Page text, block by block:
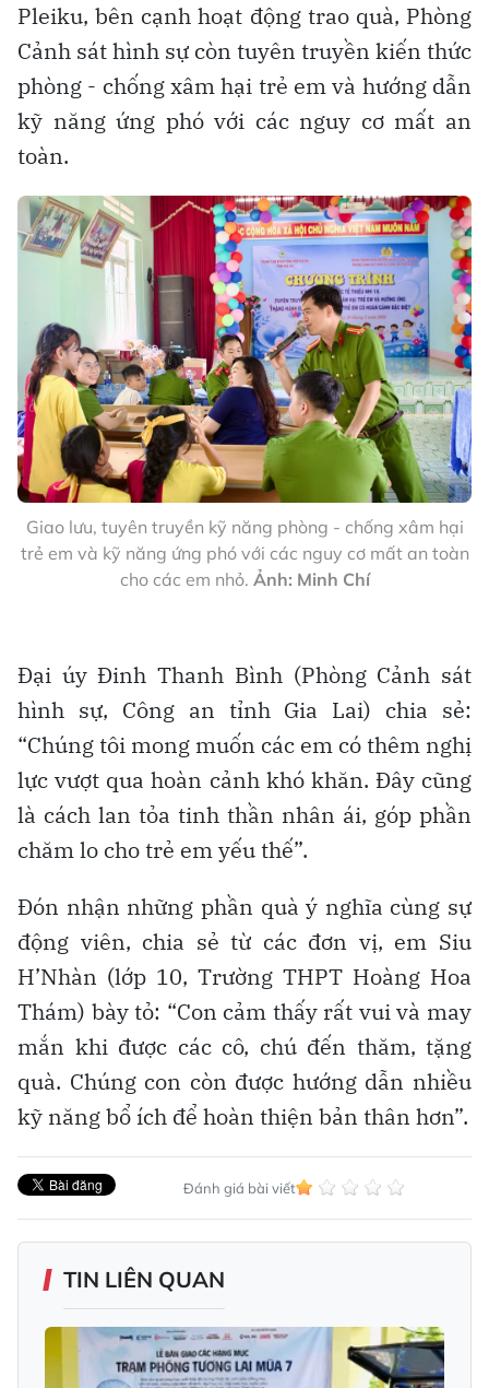
Pleiku, bên cạnh hoạt động trao quà, Phòng
Cảnh sát hình sự còn tuyên truyền kiến thức
phòng - chống xâm hại trẻ em và hướng dẫn
kỹ năng ứng phó với các nguy cơ mất an
toàn.
Giao lưu, tuyên truyền kỹ năng phòng - chống xâm hại
trẻ em và kỹ năng ứng phó với các nguy cơ mất an toàn
cho các em nhỏ. Ảnh: Minh Chí
Đại úy Đinh Thanh Bình (Phòng Cảnh sát
hình sự, Công an tỉnh Gia Lai) chia sẻ:
“Chúng tôi mong muốn các em có thêm nghị
lực vượt qua hoàn cảnh khó khăn. Đây cũng
là cách lan tỏa tinh thần nhân ái, góp phần
chăm lo cho trẻ em yếu thế”.
Đón nhận những phần quà ý nghĩa cùng sự
động viên, chia sẻ từ các đơn vị, em Siu
H’Nhàn (lớp 10, Trường THPT Hoàng Hoa
Thám) bày tỏ: “Con cảm thấy rất vui và may
mắn khi được các cô, chú đến thăm, tặng
quà. Chúng con còn được hướng dẫn nhiều
kỹ năng bổ ích để hoàn thiện bản thân hơn”.
Đánh giá bài viết
TIN LIÊN QUAN